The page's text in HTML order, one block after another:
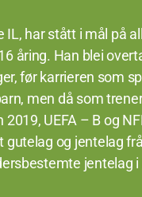
IL, har stått i mål på
åring. Han blei
før karrieren som
men då som
UEFA – B og
gutelag og jentelag
jentelag i